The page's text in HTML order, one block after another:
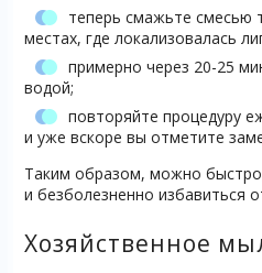
теперь смажьте смесью
местах, где локализовалась
примерно через 20-25
водой;
повторяйте процедуру
и уже вскоре вы отметите
Таким образом, можно
и безболезненно избавиться
Хозяйственное